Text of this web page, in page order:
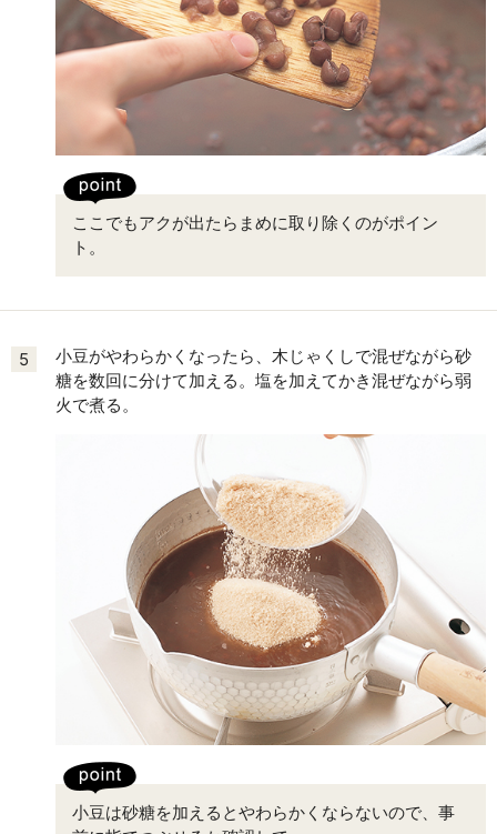
ここでもアクが出たらまめに取り除くのがポイン
ト。
5
小豆がやわらかくなったら、木じゃくしで混ぜながら砂
糖を数回に分けて加える。塩を加えてかき混ぜながら弱
火で煮る。
小豆は砂糖を加えるとやわらかくならないので、事